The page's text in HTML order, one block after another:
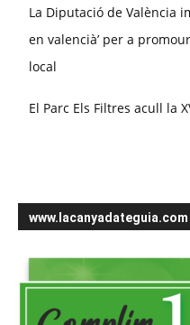
La Diputació de València
en valencià’ per a
local
El Parc Els Filtres acull la
www.lacanyadateguia.com